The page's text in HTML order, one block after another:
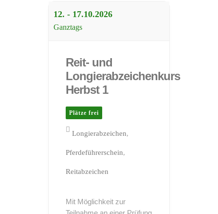
12. - 17.10.2026
Ganztags
Reit- und
Longierabzeichenkurs
Herbst 1
Plätze frei
Longierabzeichen
Pferdeführerschein
Reitabzeichen
Mit Möglichkeit zur